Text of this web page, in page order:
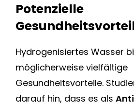
Potenzielle
Hydrogenisiertes Wasser
möglicherweise vielfältige
Gesundheitsvorteile.
darauf hin, dass es als